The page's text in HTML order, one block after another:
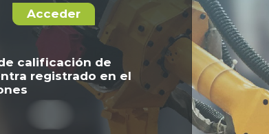
Acceder
calificación de
registrado en el